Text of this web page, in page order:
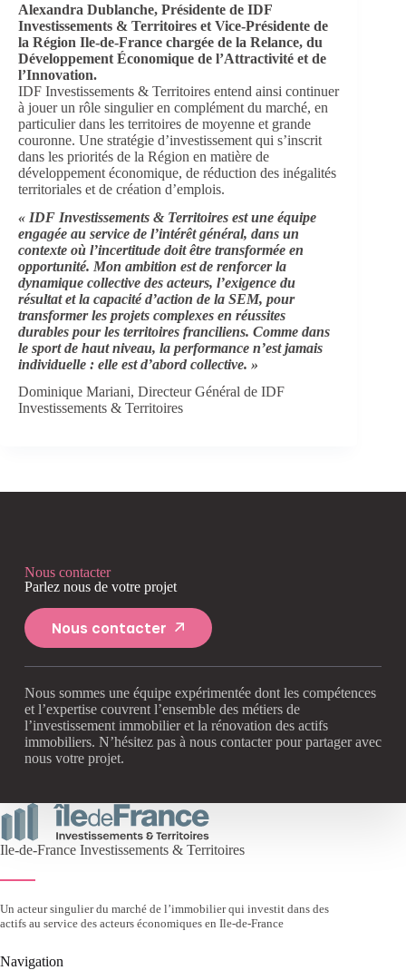
Alexandra Dublanche, Présidente de IDF
Investissements & Territoires et Vice-Présidente de
la Région Ile-de-France chargée de la Relance, du
Développement Économique de l’Attractivité et de
l’Innovation.
IDF Investissements & Territoires entend ainsi continuer
à jouer un rôle singulier en complément du marché, en
particulier dans les territoires de moyenne et grande
couronne. Une stratégie d’investissement qui s’inscrit
dans les priorités de la Région en matière de
développement économique, de réduction des inégalités
territoriales et de création d’emplois.
« IDF Investissements & Territoires est une équipe
engagée au service de l’intérêt général, dans un
contexte où l’incertitude doit être transformée en
opportunité. Mon ambition est de renforcer la
dynamique collective des acteurs, l’exigence du
résultat et la capacité d’action de la SEM, pour
transformer les projets complexes en réussites
durables pour les territoires franciliens. Comme dans
le sport de haut niveau, la performance n’est jamais
individuelle : elle est d’abord collective. »
Dominique Mariani, Directeur Général de IDF
Investissements & Territoires
Nous contacter
Parlez nous de votre projet
Nous contacter
Nous sommes une équipe expérimentée dont les compétences
et l’expertise couvrent l’ensemble des métiers de
l’investissement immobilier et la rénovation des actifs
immobiliers. N’hésitez pas à nous contacter pour partager avec
nous votre projet.
Ile-de-France Investissements & Territoires
Un acteur singulier du marché de l’immobilier qui investit dans des
actifs au service des acteurs économiques en Ile-de-France
Navigation